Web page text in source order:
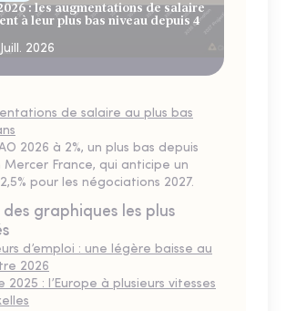
: les augmentations de salaire
à leur plus bas niveau depuis 4
Juill. 2026
de salaire au plus bas
2026 à 2%, un plus bas depuis
Mercer France, qui anticipe un
pour les négociations 2027.
des graphiques les plus
d’emploi : une légère baisse au
2026
2025 : l’Europe à plusieurs vitesses